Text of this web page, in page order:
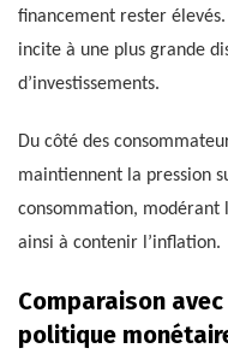
financement rester
incite à une plus grande
d’investissements.
Du côté des
maintiennent la pression
consommation, modérant
ainsi à contenir l’inflation.
Comparaison
politique